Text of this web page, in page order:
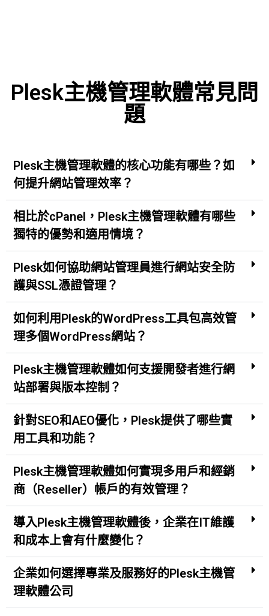
Plesk主機管理軟體常見問
題
Plesk主機管理軟體的核心功能有哪些？如
何提升網站管理效率？
相比於cPanel，Plesk主機管理軟體有哪些
獨特的優勢和適用情境？
Plesk如何協助網站管理員進行網站安全防
護與SSL憑證管理？
如何利用Plesk的WordPress工具包高效管
理多個WordPress網站？
Plesk主機管理軟體如何支援開發者進行網
站部署與版本控制？
針對SEO和AEO優化，Plesk提供了哪些實
用工具和功能？
Plesk主機管理軟體如何實現多用戶和經銷
商（Reseller）帳戶的有效管理？
導入Plesk主機管理軟體後，企業在IT維護
和成本上會有什麼變化？
企業如何選擇專業及服務好的Plesk主機管
理軟體公司